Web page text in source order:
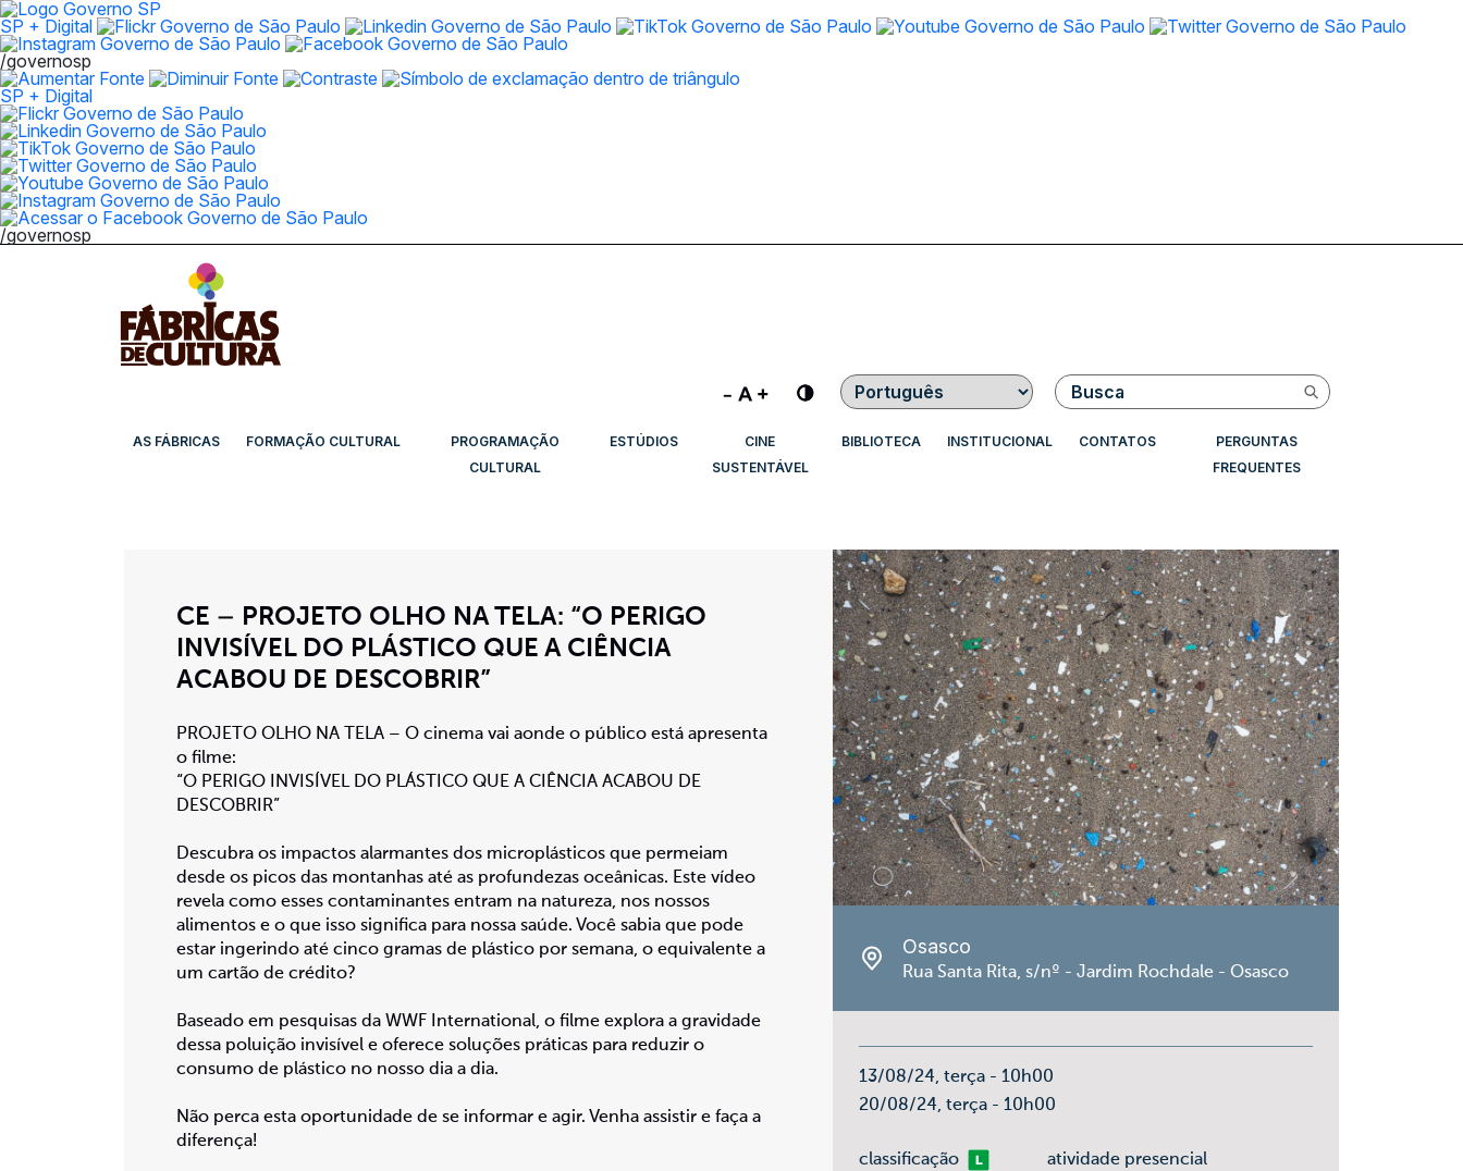
SP + Digital
/governosp
SP + Digital
/governosp
Contraste Buscar
AS FÁBRICAS FORMAÇÃO CULTURAL
PROGRAMAÇÃO
CULTURAL
ESTÚDIOS
CINE
SUSTENTÁVEL
BIBLIOTECA INSTITUCIONAL CONTATOS
PERGUNTAS
FREQUENTES
CE – PROJETO OLHO NA TELA: “O PERIGO
INVISÍVEL DO PLÁSTICO QUE A CIÊNCIA
ACABOU DE DESCOBRIR”
PROJETO OLHO NA TELA – O cinema vai aonde o público está apresenta
o filme:
“O PERIGO INVISÍVEL DO PLÁSTICO QUE A CIÊNCIA ACABOU DE
DESCOBRIR”
Descubra os impactos alarmantes dos microplásticos que permeiam
desde os picos das montanhas até as profundezas oceânicas. Este vídeo
revela como esses contaminantes entram na natureza, nos nossos
alimentos e o que isso significa para nossa saúde. Você sabia que pode
estar ingerindo até cinco gramas de plástico por semana, o equivalente a
um cartão de crédito?
Baseado em pesquisas da WWF International, o filme explora a gravidade
dessa poluição invisível e oferece soluções práticas para reduzir o
consumo de plástico no nosso dia a dia.
Não perca esta oportunidade de se informar e agir. Venha assistir e faça a
diferença!
Osasco
Rua Santa Rita, s/nº - Jardim Rochdale - Osasco
13/08/24, terça - 10h00
20/08/24, terça - 10h00
classificaçãoLivre atividade presencial